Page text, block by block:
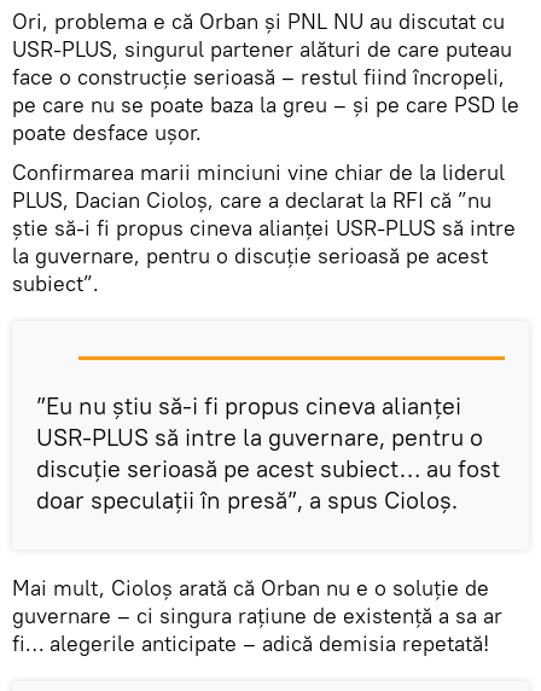
Ori, problema e că Orban și PNL NU au discutat cu
USR-PLUS, singurul partener alături de care puteau
face o construcție serioasă – restul fiind încropeli,
pe care nu se poate baza la greu – și pe care PSD le
poate desface ușor.
Confirmarea marii minciuni vine chiar de la liderul
PLUS, Dacian Cioloş, care a declarat la RFI că ”nu
ştie să-i fi propus cineva alianţei USR-PLUS să intre
la guvernare, pentru o discuţie serioasă pe acest
subiect”.
”Eu nu ştiu să-i fi propus cineva alianţei
USR-PLUS să intre la guvernare, pentru o
discuţie serioasă pe acest subiect… au fost
doar speculaţii în presă”, a spus Cioloș.
Mai mult, Cioloș arată că Orban nu e o soluție de
guvernare – ci singura rațiune de existență a sa ar
fi… alegerile anticipate – adică demisia repetată!